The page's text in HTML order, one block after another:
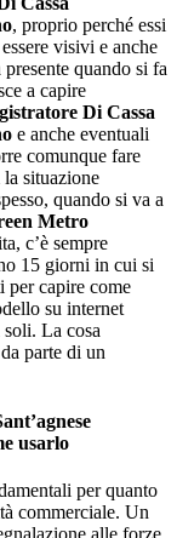
, proprio perché essi
visivi e anche
quando si fa
a capire
Di Cassa
e anche eventuali
comunque fare
situazione
quando si va a
Metro
c’è sempre
15 giorni in cui si
per capire come
su internet
La cosa
parte di un
usarlo
per quanto
commerciale. Un